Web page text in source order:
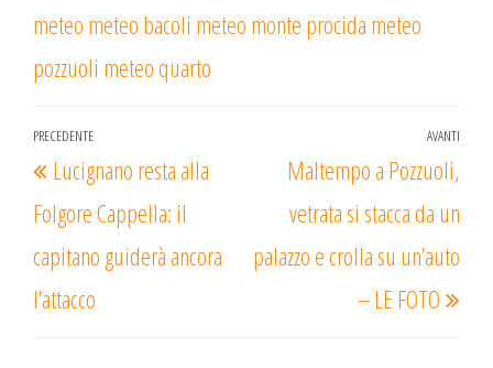
meteo meteo bacoli meteo monte procida meteo
pozzuoli meteo quarto
Navigazione
articoli
Articolo
precedente
PRECEDENTE
Lucignano resta alla
Folgore Cappella: il
capitano guiderà ancora
l’attacco
AVANTI
Maltempo a Pozzuoli,
vetrata si stacca da un
palazzo e crolla su un’auto
– LE FOTO